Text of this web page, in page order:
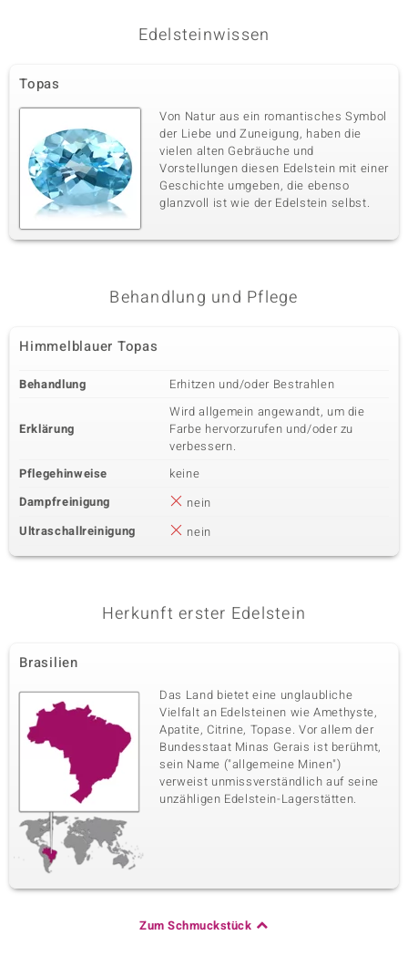
Edelsteinwissen
Topas
Von Natur aus ein romantisches Symbol
der Liebe und Zuneigung, haben die
vielen alten Gebräuche und
Vorstellungen diesen Edelstein mit einer
Geschichte umgeben, die ebenso
glanzvoll ist wie der Edelstein selbst.
Behandlung und Pflege
Himmelblauer Topas
Behandlung Erhitzen und/oder Bestrahlen
Erklärung
Wird allgemein angewandt, um die
Farbe hervorzurufen und/oder zu
verbessern.
Pflegehinweise
keine
Dampfreinigung
nein
Ultraschallreinigung
nein
Herkunft erster Edelstein
Brasilien
Das Land bietet eine unglaubliche
Vielfalt an Edelsteinen wie Amethyste,
Apatite, Citrine, Topase. Vor allem der
Bundesstaat Minas Gerais ist berühmt,
sein Name ("allgemeine Minen")
verweist unmissverständlich auf seine
unzähligen Edelstein-Lagerstätten.
Zum Schmuckstück